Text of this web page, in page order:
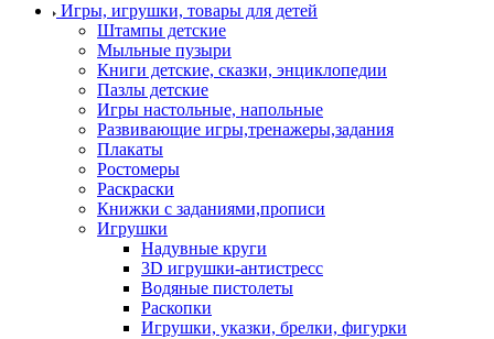
Игры, игрушки, товары для детей
Штампы детские
Мыльные пузыри
Книги детские, сказки, энциклопедии
Пазлы детские
Игры настольные, напольные
Развивающие игры,тренажеры,задания
Плакаты
Ростомеры
Раскраски
Книжки с заданиями,прописи
Игрушки
Надувные круги
3D игрушки-антистресс
Водяные пистолеты
Раскопки
Игрушки, указки, брелки, фигурки